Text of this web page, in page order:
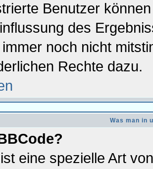
Benutzer
des
noch nicht
Rechte dazu.
Was man in
eine spezielle Art